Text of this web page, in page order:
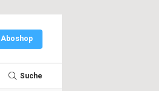
Aboshop
Suche